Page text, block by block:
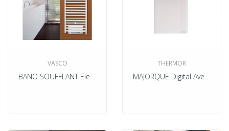
VASCO
BANO SOUFFLANT Electrique
THERMOR
MAJORQUE Digital Avec Soufflerie Electrique